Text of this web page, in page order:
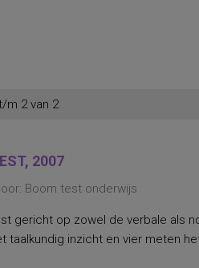
m 2 van 2
2007
Boom test onderwijs
gericht op zowel de verbale als
taalkundig inzicht en vier meten